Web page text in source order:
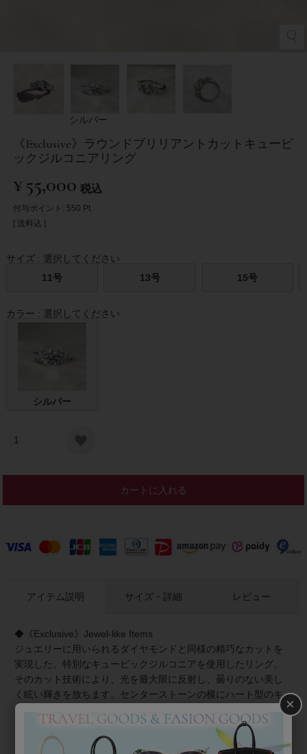
シルバー
《Exclusive》ラウンドブリリアントカットキュービ
ックジルコニアリング
¥55,000 税込
付与ポイント: 550 Pt.
送料込
サイズ
選択してください
11号
13号 15号
カラー 選択してください
シルバー
カートに入れる
アイテム説明
◆《Exclusive》Jewel-like Items
ジュエリーに用いられるダイヤモンドと同様の精巧なカットを
実現した、特別なキュービックジルコニアを使用したリング。
そのカット技術により、光を最大限に反射し、曇りのない美し
く眩い輝きを放ちます。センターストーンの横にハート型のキ
ュービックジルコニアを配したボリューム感があり華やかなデ
ザインです。
メタル部分はSV925にホワイトゴールドコーティングを施して
サイズ・詳細 レビュー
×